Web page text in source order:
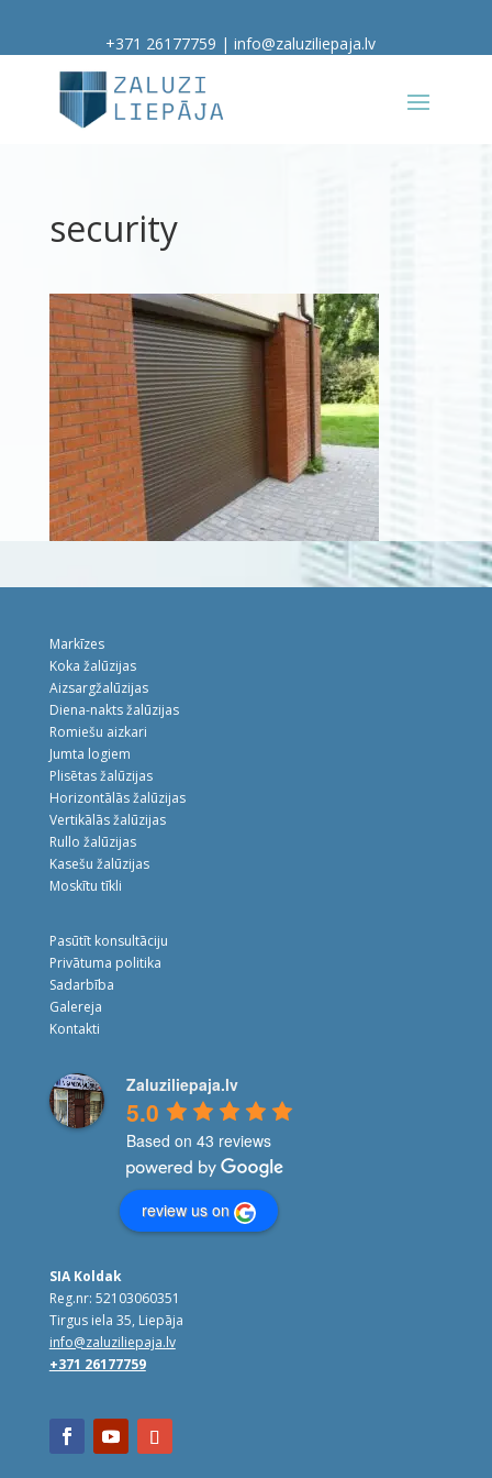
+371 26177759 | info@zaluziliepaja.lv
security
Markīzes
Koka žalūzijas
Aizsargžalūzijas
Diena-nakts žalūzijas
Romiešu aizkari
Jumta logiem
Plisētas žalūzijas
Horizontālās žalūzijas
Vertikālās žalūzijas
Rullo žalūzijas
Kasešu žalūzijas
Moskītu tīkli
Pasūtīt konsultāciju
Privātuma politika
Sadarbība
Galereja
Kontakti
Zaluziliepaja.lv
5.0
Based on 43 reviews
review us on
SIA Koldak
Reg.nr: 52103060351
Tirgus iela 35, Liepāja
info@zaluziliepaja.lv
+371 26177759